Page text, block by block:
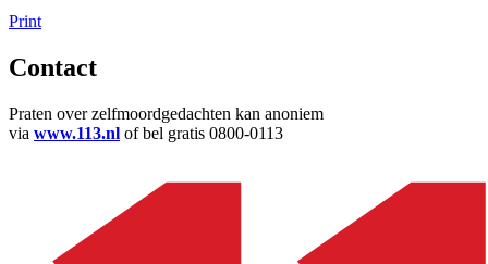
Print
Contact
Praten over zelfmoordgedachten kan anoniem
via www.113.nl of bel gratis 0800-0113